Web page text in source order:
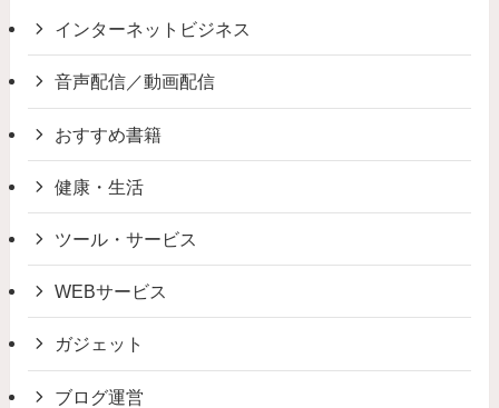
インターネットビジネス
音声配信／動画配信
おすすめ書籍
健康・生活
ツール・サービス
WEBサービス
ガジェット
ブログ運営